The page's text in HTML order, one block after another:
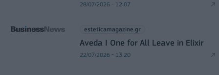
28/07/2026 - 12:07
esteticamagazine.gr
Aveda I One for All Leave in Elixir
22/07/2026 - 13:20